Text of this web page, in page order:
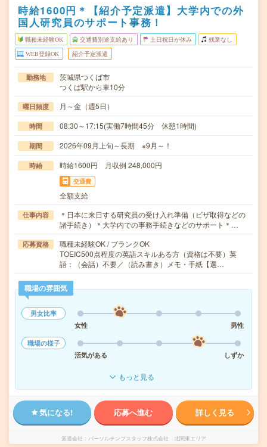
時給1600円＊【紹介予定派遣】大学内での外
国人研究員のサポート事務！
職種未経験OK 交通費別途支給あり 土日祝日が休み 残業なし
WEB登録OK 紹介予定派遣
勤務地
茨城県つくば市
つくば駅から車10分
曜日頻度 月～金（週5日）
時間 08:30～17:15(実働7時間45分 休憩1時間)
期間 2026年09月上旬～長期 ※9月～！
時給 時給1600円 月収例 248,000円
交通費
全額支給
仕事内容
＊日本に来日する研究員の受け入れ準備（ビザ取得などの
諸手続き）＊大学内での事務手続きなどのサポート＊…
応募資格
職種未経験OK / ブランクOK
TOEIC500点程度の英語スキルある方（資格は不要）英
語：（会話）不要／（読み書き）メモ・手紙【選…
職場の雰囲気
男女比率
女性
男性
職場の様子
活気がある
しずか
もっと見る
気になる! 応募へ進む 詳しく見る
派遣会社 パーソルテンプスタッフ株式会社 北関東エリア